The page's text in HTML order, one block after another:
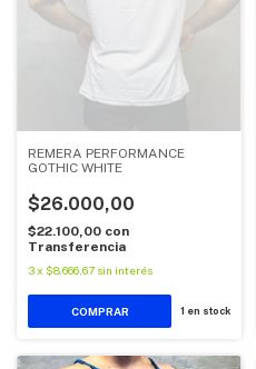
REMERA PERFORMANCE
GOTHIC WHITE
$26.000,00
$22.100,00 con
Transferencia
3x $8.666,67 sin interés
COMPRAR 1 en stock